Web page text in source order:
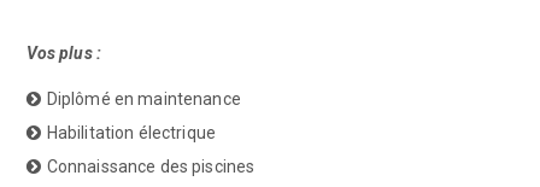
Vos plus :
Diplômé en maintenance
Habilitation électrique
Connaissance des piscines